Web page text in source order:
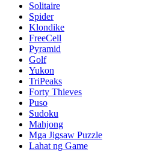
Solitaire
Spider
Klondike
FreeCell
Pyramid
Golf
Yukon
TriPeaks
Forty Thieves
Puso
Sudoku
Mahjong
Mga Jigsaw Puzzle
Lahat ng Game